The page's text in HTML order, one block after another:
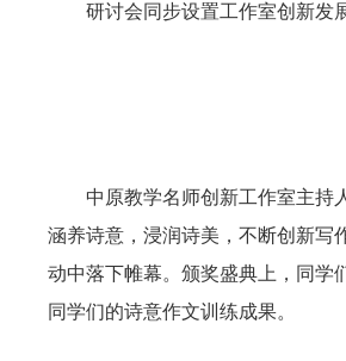
研讨会同步设置工作室创新发
中原教学名师创新工作室主持
涵养诗意，浸润诗美，不断创新写
动中落下帷幕。颁奖盛典上，同学
同学们的诗意作文训练成果。